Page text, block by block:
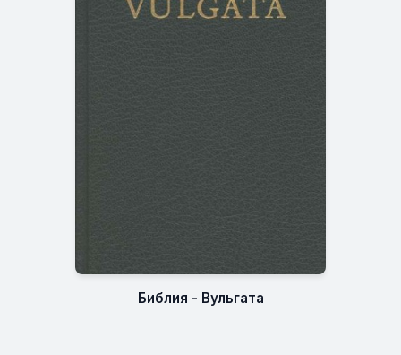
Библия - Вульгата